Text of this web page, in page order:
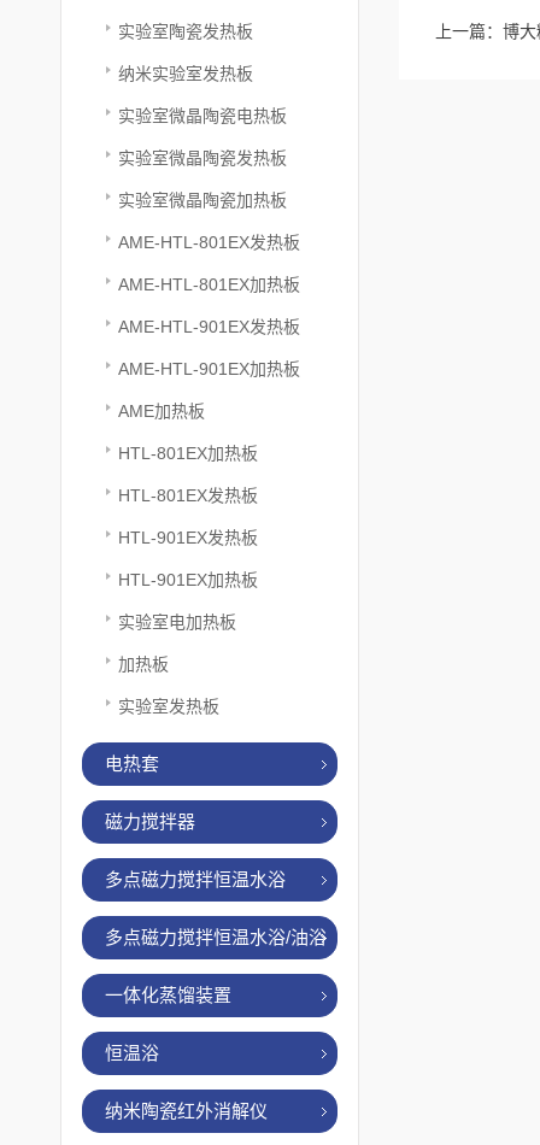
实验室陶瓷发热板
纳米实验室发热板
实验室微晶陶瓷电热板
实验室微晶陶瓷发热板
实验室微晶陶瓷加热板
AME-HTL-801EX发热板
AME-HTL-801EX加热板
AME-HTL-901EX发热板
AME-HTL-901EX加热板
AME加热板
HTL-801EX加热板
HTL-801EX发热板
HTL-901EX发热板
HTL-901EX加热板
实验室电加热板
加热板
实验室发热板
电热套
磁力搅拌器
多点磁力搅拌恒温水浴
多点磁力搅拌恒温水浴/油浴
一体化蒸馏装置
恒温浴
纳米陶瓷红外消解仪
上一篇： 博